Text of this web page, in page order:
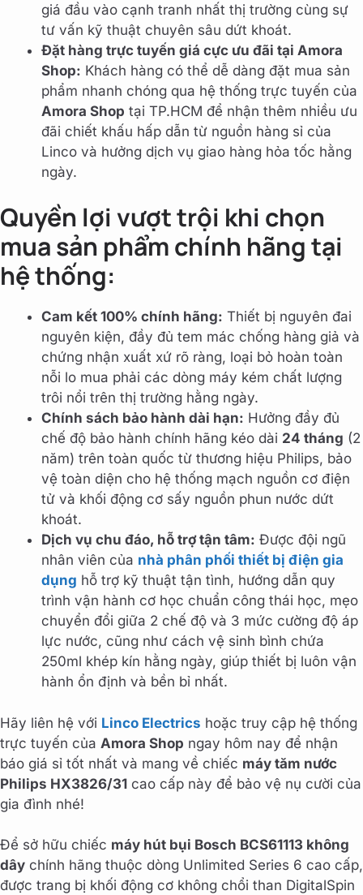
giá đầu vào cạnh tranh nhất thị trường cùng sự
tư vấn kỹ thuật chuyên sâu dứt khoát.
Đặt hàng trực tuyến giá cực ưu đãi tại Amora
Shop: Khách hàng có thể dễ dàng đặt mua sản
phẩm nhanh chóng qua hệ thống trực tuyến của
Amora Shop tại TP.HCM để nhận thêm nhiều ưu
đãi chiết khấu hấp dẫn từ nguồn hàng sỉ của
Linco và hưởng dịch vụ giao hàng hỏa tốc hằng
ngày.
Quyền lợi vượt trội khi chọn
mua sản phẩm chính hãng tại
hệ thống:
Cam kết 100% chính hãng: Thiết bị nguyên đai
nguyên kiện, đầy đủ tem mác chống hàng giả và
chứng nhận xuất xứ rõ ràng, loại bỏ hoàn toàn
nỗi lo mua phải các dòng máy kém chất lượng
trôi nổi trên thị trường hằng ngày.
Chính sách bảo hành dài hạn: Hưởng đầy đủ
chế độ bảo hành chính hãng kéo dài 24 tháng (2
năm) trên toàn quốc từ thương hiệu Philips, bảo
vệ toàn diện cho hệ thống mạch nguồn cơ điện
tử và khối động cơ sấy nguồn phun nước dứt
khoát.
Dịch vụ chu đáo, hỗ trợ tận tâm: Được đội ngũ
nhân viên của nhà phân phối thiết bị điện gia
dụng hỗ trợ kỹ thuật tận tình, hướng dẫn quy
trình vận hành cơ học chuẩn công thái học, mẹo
chuyển đổi giữa 2 chế độ và 3 mức cường độ áp
lực nước, cũng như cách vệ sinh bình chứa
250ml khép kín hằng ngày, giúp thiết bị luôn vận
hành ổn định và bền bỉ nhất.
Hãy liên hệ với Linco Electrics hoặc truy cập hệ thống
trực tuyến của Amora Shop ngay hôm nay để nhận
báo giá sỉ tốt nhất và mang về chiếc máy tăm nước
Philips HX3826/31 cao cấp này để bảo vệ nụ cười của
gia đình nhé!
Để sở hữu chiếc máy hút bụi Bosch BCS61113 không
dây chính hãng thuộc dòng Unlimited Series 6 cao cấp,
được trang bị khối động cơ không chổi than DigitalSpin